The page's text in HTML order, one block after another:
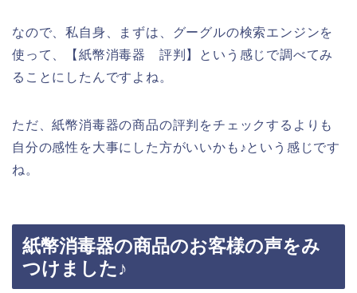
なので、私自身、まずは、グーグルの検索エンジンを
使って、【紙幣消毒器 評判】という感じで調べてみ
ることにしたんですよね。
ただ、紙幣消毒器の商品の評判をチェックするよりも
自分の感性を大事にした方がいいかも♪という感じです
ね。
紙幣消毒器の商品のお客様の声をみ
つけました♪